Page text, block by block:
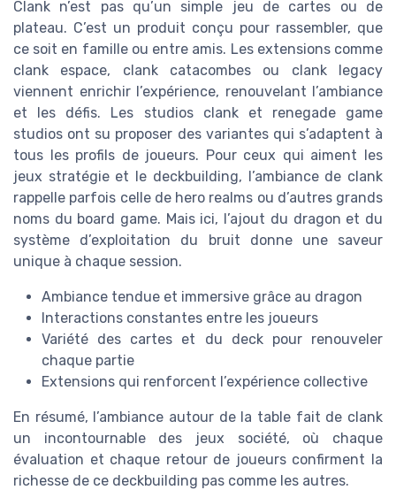
Clank n’est pas qu’un simple jeu de cartes ou de
plateau. C’est un produit conçu pour rassembler, que
ce soit en famille ou entre amis. Les extensions comme
clank espace, clank catacombes ou clank legacy
viennent enrichir l’expérience, renouvelant l’ambiance
et les défis. Les studios clank et renegade game
studios ont su proposer des variantes qui s’adaptent à
tous les profils de joueurs. Pour ceux qui aiment les
jeux stratégie et le deckbuilding, l’ambiance de clank
rappelle parfois celle de hero realms ou d’autres grands
noms du board game. Mais ici, l’ajout du dragon et du
système d’exploitation du bruit donne une saveur
unique à chaque session.
Ambiance tendue et immersive grâce au dragon
Interactions constantes entre les joueurs
Variété des cartes et du deck pour renouveler
chaque partie
Extensions qui renforcent l’expérience collective
En résumé, l’ambiance autour de la table fait de clank
un incontournable des jeux société, où chaque
évaluation et chaque retour de joueurs confirment la
richesse de ce deckbuilding pas comme les autres.